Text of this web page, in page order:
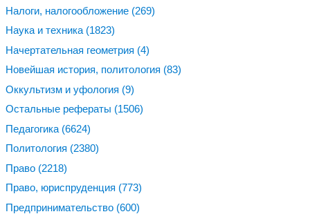
Налоги, налогообложение (269)
Наука и техника (1823)
Начертательная геометрия (4)
Новейшая история, политология (83)
Оккультизм и уфология (9)
Остальные рефераты (1506)
Педагогика (6624)
Политология (2380)
Право (2218)
Право, юриспруденция (773)
Предпринимательство (600)